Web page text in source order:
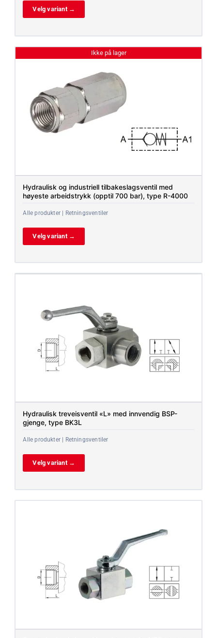
Velg variant →
Ikke på lager
Hydraulisk og industriell tilbakeslagsventil med
høyeste arbeidstrykk (opptil 700 bar), type R-4000
Alle produkter | Retningsventiler
Velg variant →
Hydraulisk treveisventil «L» med innvendig BSP-
gjenge, type BK3L
Alle produkter | Retningsventiler
Velg variant →